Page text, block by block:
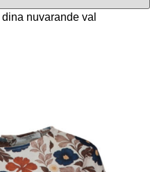
nuvarande val